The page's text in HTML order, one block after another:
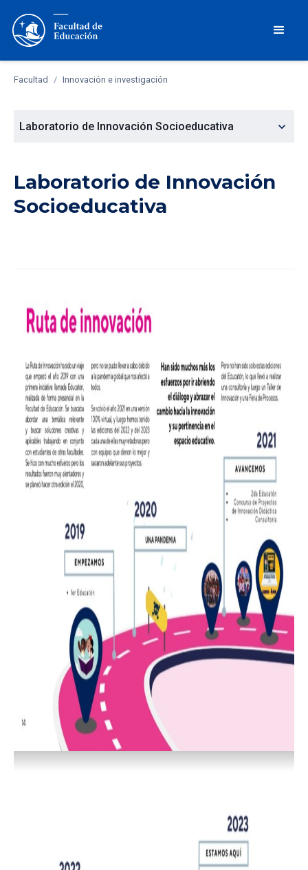
Facultad / Innovación e investigación
Laboratorio de Innovación Socioeducativa expand_more
Laboratorio de Innovación
Socioeducativa